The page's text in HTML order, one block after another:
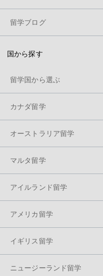
留学ブログ
国から探す
留学国から選ぶ
カナダ留学
オーストラリア留学
マルタ留学
アイルランド留学
アメリカ留学
イギリス留学
ニュージーランド留学